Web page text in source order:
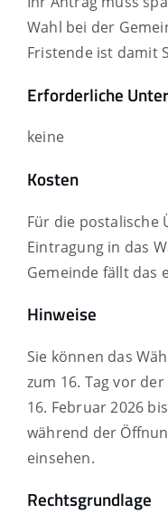
Wahl bei der
Fristende ist damit
Erforderliche
keine
Kosten
Für die postalische
Eintragung in das
Gemeinde fällt das
Hinweise
Sie können das
zum 16. Tag vor
16. Februar 2026
während der
einsehen.
Rechtsgrundlage